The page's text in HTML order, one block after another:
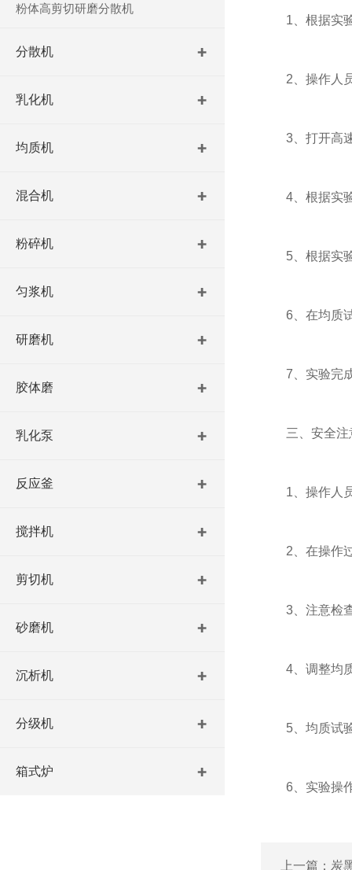
粉体高剪切研磨分散机
分散机
乳化机
均质机
混合机
粉碎机
匀浆机
研磨机
胶体磨
乳化泵
反应釜
搅拌机
剪切机
砂磨机
沉析机
分级机
箱式炉
1、根据实验
2、操作人员
3、打开高速
4、根据实验
5、根据实验
6、在均质试
7、实验完成
三、安全注
1、操作人员
2、在操作过
3、注意检查
4、调整均质
5、均质试验
6、实验操作
上一篇： 炭